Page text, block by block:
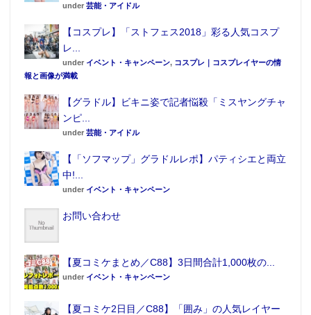
under 芸能・アイドル
【コスプレ】「ストフェス2018」彩る人気コスプ
レ...
under イベント・キャンペーン, コスプレ｜コスプレイヤーの情
報と画像が満載
【グラドル】ビキニ姿で記者悩殺「ミスヤングチャ
ンピ...
under 芸能・アイドル
【「ソフマップ」グラドルレポ】パティシエと両立
中!...
under イベント・キャンペーン
お問い合わせ
【夏コミケまとめ／C88】3日間合計1,000枚の...
under イベント・キャンペーン
【夏コミケ2日目／C88】「囲み」の人気レイヤー